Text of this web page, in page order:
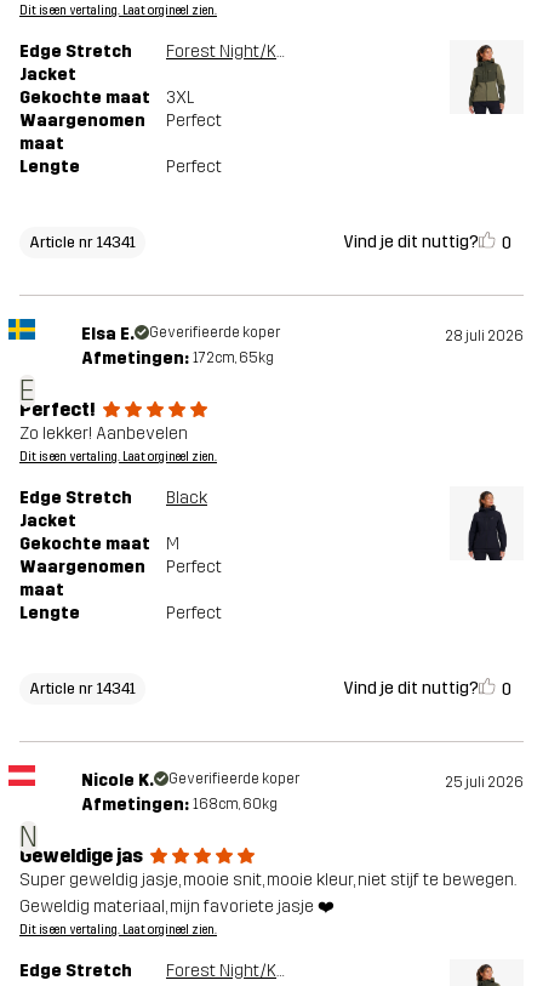
Dit is een vertaling. Laat orgineel zien.
Edge Stretch
Jacket
Forest Night/Kalamata
Gekochte maat
3XL
Waargenomen
maat
Perfect
Lengte Perfect
Article nr 14341 Vind je dit nuttig? 0
E
Elsa E. Geverifieerde koper 28 juli 2026
Afmetingen: 172cm, 65kg
Perfect!
Zo lekker! Aanbevelen
Dit is een vertaling. Laat orgineel zien.
Edge Stretch
Jacket
Black
Gekochte maat
M
Waargenomen
maat
Perfect
Lengte Perfect
Article nr 14341 Vind je dit nuttig? 0
N
Nicole K. Geverifieerde koper 25 juli 2026
Afmetingen: 168cm, 60kg
Geweldige jas
Super geweldig jasje, mooie snit, mooie kleur, niet stijf te bewegen.
Geweldig materiaal, mijn favoriete jasje ❤️
Dit is een vertaling. Laat orgineel zien.
Edge Stretch
Forest Night/Kalamata